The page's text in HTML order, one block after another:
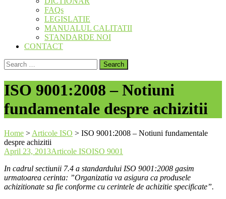
FAQs
LEGISLATIE
MANUALUL CALITATII
STANDARDE NOI
CONTACT
Search
for:
ISO 9001:2008 – Notiuni
fundamentale despre achizitii
Home > Articole ISO > ISO 9001:2008 – Notiuni fundamentale
despre achizitii
April 23, 2013Articole ISOISO 9001
In cadrul sectiunii 7.4 a standardului ISO 9001:2008 gasim
urmatoarea cerinta: ”Organizatia va asigura ca produsele
achizitionate sa fie conforme cu cerintele de achizitie specificate”.